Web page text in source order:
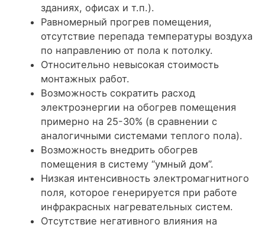
зданиях, офисах и т.п.).
Равномерный прогрев помещения,
отсутствие перепада температуры воздуха
по направлению от пола к потолку.
Относительно невысокая стоимость
монтажных работ.
Возможность сократить расход
электроэнергии на обогрев помещения
примерно на 25-30% (в сравнении с
аналогичными системами теплого пола).
Возможность внедрить обогрев
помещения в систему “умный дом”.
Низкая интенсивность электромагнитного
поля, которое генерируется при работе
инфракрасных нагревательных систем.
Отсутствие негативного влияния на